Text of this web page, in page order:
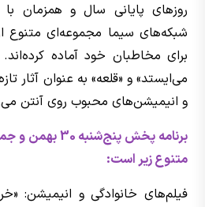
روزهای پایانی سال و همزمان
شبکه‌های سیما مجموعه‌ای متنوع
برای مخاطبان خود آماده
می‌ایستد» و «قلعه» به عنوان آثار
و انیمیشن‌های محبوب روی آنتن
متنوع زیر است:
فیلم‌های خانوادگی و انیمیشن: